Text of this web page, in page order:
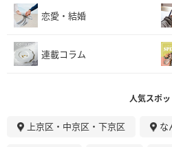
恋愛・結婚
連載コラム
人気スポ
上京区・中京区・下京区 な